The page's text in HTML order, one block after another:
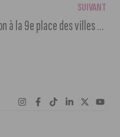
SUIVANT
Dijon à la 9e place des villes de France pour le prix du litre de gazole